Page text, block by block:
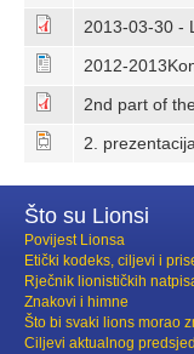
2013-03-30 -
2012-
2nd part of
2.
Što su Lionsi
Povijest Lionsa
Etički kodeks, ciljevi i
Rječnik lionističkih
Znakovi i himne
Što bi svaki lions morao
Ciljevi aktualnog